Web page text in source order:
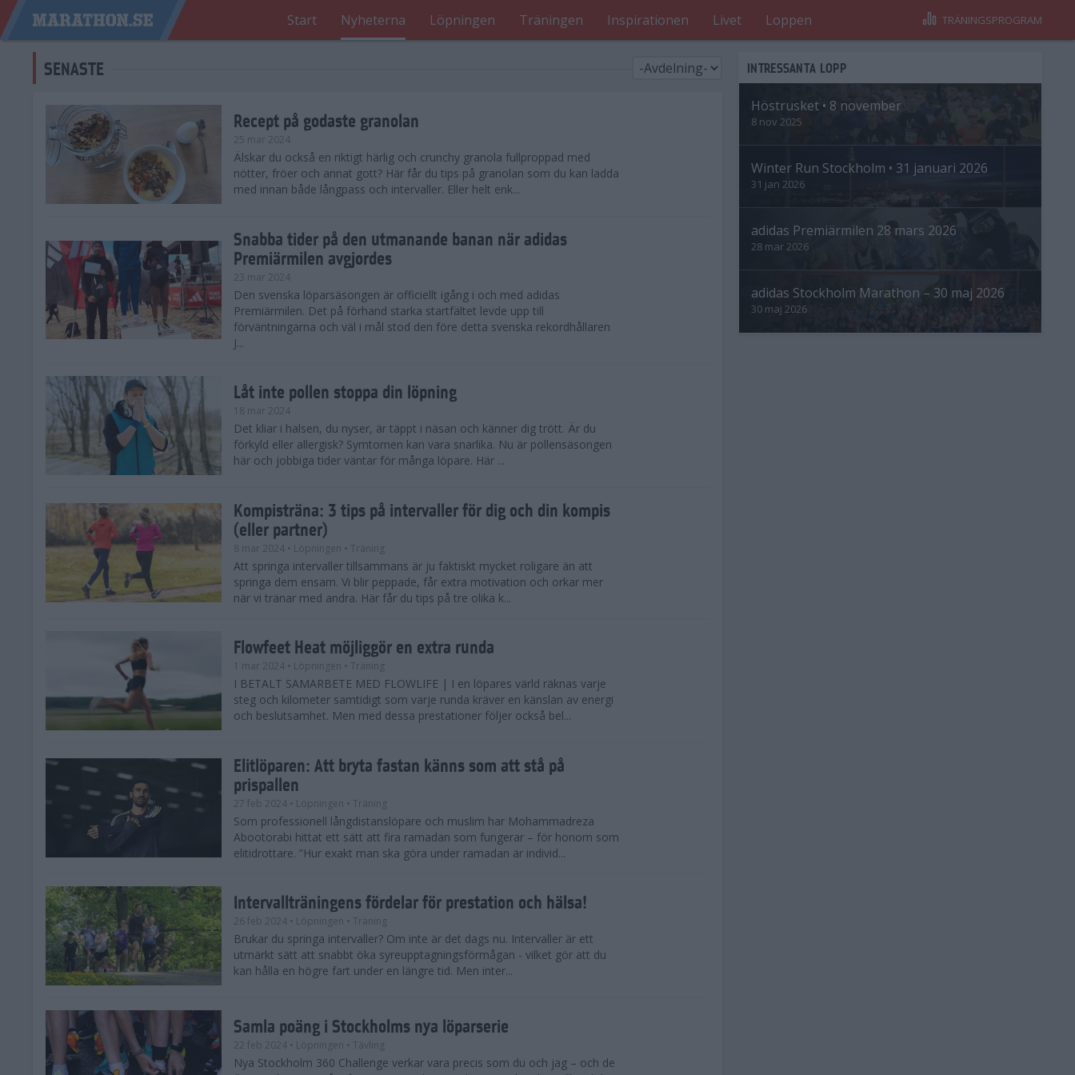
Start Nyheterna Löpningen Träningen Inspirationen Livet Loppen TRÄNINGSPROGRAM
SENASTE
Recept på godaste granolan
25 mar 2024
Älskar du också en riktigt härlig och crunchy granola fullproppad med
nötter, fröer och annat gott? Här får du tips på granolan som du kan ladda
med innan både långpass och intervaller. Eller helt enk...
Snabba tider på den utmanande banan när adidas
Premiärmilen avgjordes
23 mar 2024
Den svenska löparsäsongen är officiellt igång i och med adidas
Premiärmilen. Det på förhand starka startfältet levde upp till
förväntningarna och väl i mål stod den före detta svenska rekordhållaren
J...
Låt inte pollen stoppa din löpning
18 mar 2024
Det kliar i halsen, du nyser, är täppt i näsan och känner dig trött. Är du
förkyld eller allergisk? Symtomen kan vara snarlika. Nu är pollensäsongen
här och jobbiga tider väntar för många löpare. Här ...
Kompisträna: 3 tips på intervaller för dig och din kompis
(eller partner)
8 mar 2024 • Löpningen • Träning
Att springa intervaller tillsammans är ju faktiskt mycket roligare än att
springa dem ensam. Vi blir peppade, får extra motivation och orkar mer
när vi tränar med andra. Här får du tips på tre olika k...
Flowfeet Heat möjliggör en extra runda
1 mar 2024 • Löpningen • Träning
I BETALT SAMARBETE MED FLOWLIFE | I en löpares värld räknas varje
steg och kilometer samtidigt som varje runda kräver en känslan av energi
och beslutsamhet. Men med dessa prestationer följer också bel...
Elitlöparen: Att bryta fastan känns som att stå på
prispallen
27 feb 2024 • Löpningen • Träning
Som professionell långdistanslöpare och muslim har Mohammadreza
Abootorabi hittat ett sätt att fira ramadan som fungerar – för honom som
elitidrottare. ”Hur exakt man ska göra under ramadan är individ...
Intervallträningens fördelar för prestation och hälsa!
26 feb 2024 • Löpningen • Träning
Brukar du springa intervaller? Om inte är det dags nu. Intervaller är ett
utmärkt sätt att snabbt öka syreupptagningsförmågan - vilket gör att du
kan hålla en högre fart under en längre tid. Men inter...
Samla poäng i Stockholms nya löparserie
22 feb 2024 • Löpningen • Tävling
Nya Stockholm 360 Challenge verkar vara precis som du och jag – och de
INTRESSANTA LOPP
Höstrusket • 8 november
8 nov 2025
Winter Run Stockholm • 31 januari 2026
31 jan 2026
adidas Premiärmilen 28 mars 2026
28 mar 2026
adidas Stockholm Marathon – 30 maj 2026
30 maj 2026